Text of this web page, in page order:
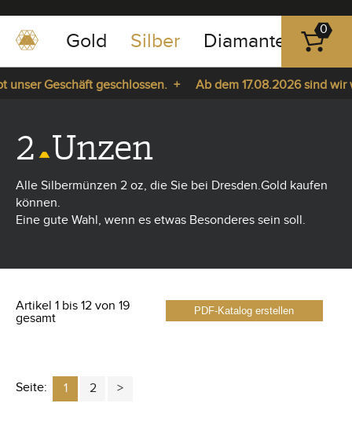
0351
-
43
Gold Silber Diamanten
0
Geschäft geschlossen. +
Ab dem 17.08.2026 sind wir
2 Unzen
Alle Silbermünzen 2 oz, die Sie bei Dresden.Gold kaufen
können.
Eine gute Wahl, wenn es etwas Besonderes sein soll.
PDF-Katalog erstellen
Artikel 1 bis 12 von 19
gesamt
Seite: 1 2